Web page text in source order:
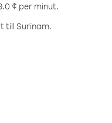
¢ per minut.
till Surinam.